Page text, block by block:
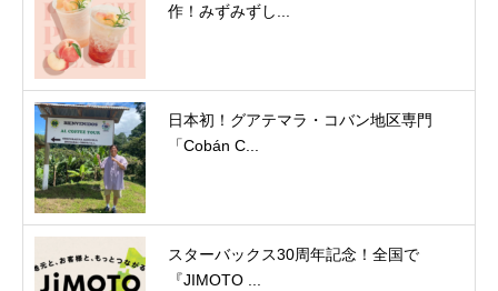
作！みずみずし...
日本初！グアテマラ・コバン地区専門
「Cobán C...
スターバックス30周年記念！全国で
『JIMOTO ...